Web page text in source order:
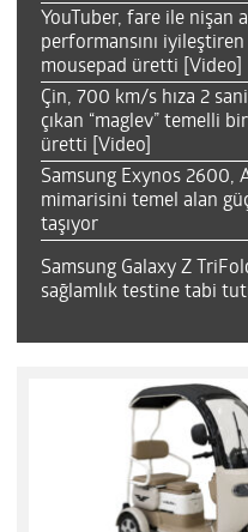
YouTuber, fare ile nişan
performansını
mousepad üretti [Video]
Çin, 700 km/s hıza 2
çıkan “maglev” temelli
üretti [Video]
Samsung Exynos 2600,
mimarisini temel alan
taşıyor
Samsung Galaxy Z
sağlamlık testine tabi